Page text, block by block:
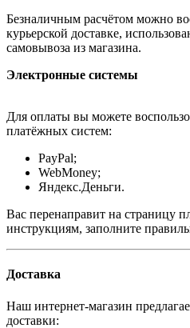
Безналичным расчётом можно
курьерской доставке,
самовывоза из магазина.
Электронные системы
Для оплаты вы можете
платёжных систем:
PayPal;
WebMoney;
Яндекс.Деньги.
Вас перенаправит на страницу
инструкциям, заполните
Доставка
Наш интернет-магазин
доставки: